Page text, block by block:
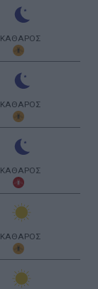
ΚΑΘΑΡΟΣ
ΚΑΘΑΡΟΣ
ΚΑΘΑΡΟΣ
ΚΑΘΑΡΟΣ